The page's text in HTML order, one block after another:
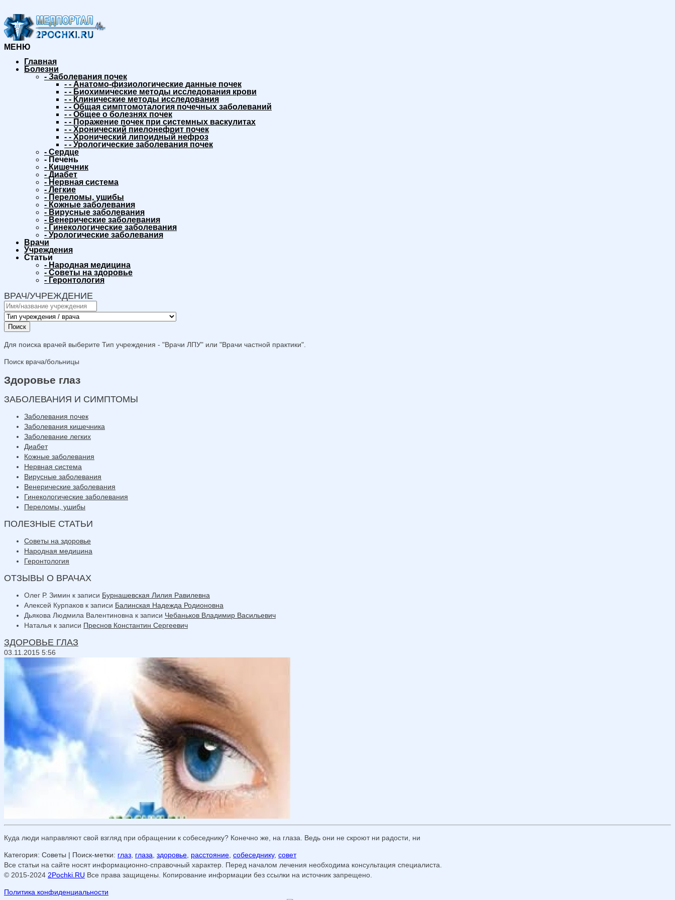
МЕНЮ
Главная
Болезни
- Заболевания почек
- - Анатомо-физиологические данные почек
- - Биохимические методы исследования крови
- - Клинические методы исследования
- - Общая симптомоталогия почечных заболеваний
- - Общее о болезнях почек
- - Поражение почек при системных васкулитах
- - Хронический пиелонефрит почек
- - Хронический липоидный нефроз
- - Урологические заболевания почек
- Сердце
- Печень
- Кишечник
- Диабет
- Нервная система
- Легкие
- Переломы, ушибы
- Кожные заболевания
- Вирусные заболевания
- Венерические заболевания
- Гинекологические заболевания
- Урологические заболевания
Врачи
Учреждения
Статьи
- Народная медицина
- Советы на здоровье
- Геронтология
ВРАЧ/УЧРЕЖДЕНИЕ
Поиск
Для поиска врачей выберите Тип учреждения - "Врачи ЛПУ" или "Врачи частной практики".
Поиск врача/больницы
Здоровье глаз
ЗАБОЛЕВАНИЯ И СИМПТОМЫ
Заболевания почек
Заболевания кишечника
Заболевание легких
Диабет
Кожные заболевания
Нервная система
Вирусные заболевания
Венерические заболевания
Гинекологические заболевания
Переломы, ушибы
ПОЛЕЗНЫЕ СТАТЬИ
Советы на здоровье
Народная медицина
Геронтология
ОТЗЫВЫ О ВРАЧАХ
Олег Р. Зимин к записи Бурнашевская Лилия Равилевна
Алексей Курпаков к записи Балинская Надежда Родионовна
Дьякова Людмила Валентиновна к записи Чебаньков Владимир Васильевич
Наталья к записи Преснов Константин Сергеевич
ЗДОРОВЬЕ ГЛАЗ
03.11.2015 5:56
Куда люди направляют свой взгляд при обращении к собеседнику? Конечно же, на глаза. Ведь они не скроют ни радости, ни
Категория: Советы | Поиск-метки: глаз глаза здоровье расстояние собеседнику, совет
Все статьи на сайте носят информационно-справочный характер. Перед началом лечения необходима консультация специалиста.
© 2015-2024 2Pochki.RU Все права защищены. Копирование информации без ссылки на источник запрещено.
Политика конфиденциальности